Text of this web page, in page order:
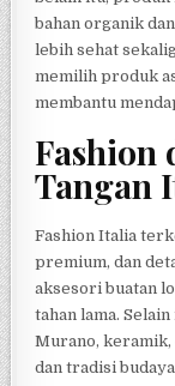
bahan organik
lebih sehat
memilih produk
membantu
Fashion
Tangan
Fashion Italia
premium, dan
aksesori buatan
tahan lama.
Murano,
dan tradisi